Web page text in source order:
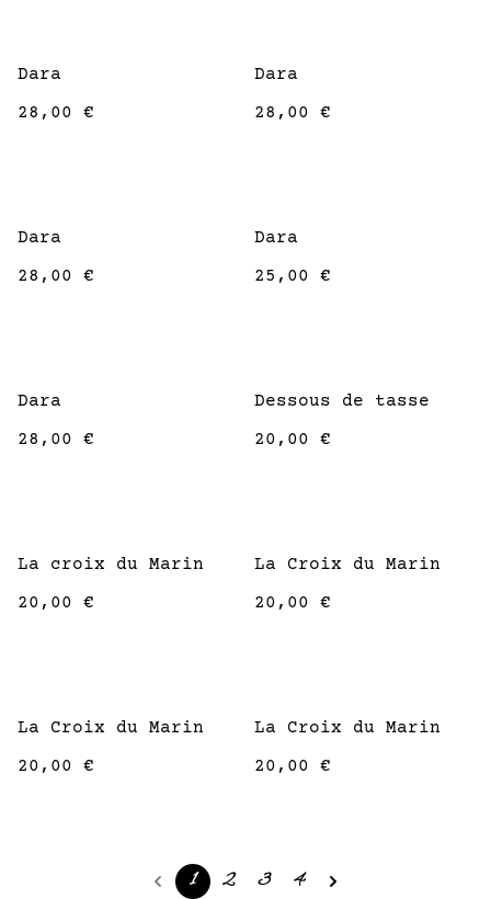
Dara
28,00 €
Dara
28,00 €
Dara
28,00 €
Dara
25,00 €
Dara
28,00 €
Dessous de tasse
20,00 €
La croix du Marin
20,00 €
La Croix du Marin
20,00 €
La Croix du Marin
20,00 €
La Croix du Marin
20,00 €
1 2 3 4